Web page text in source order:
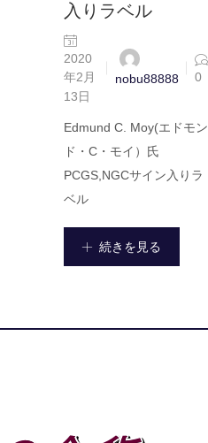
入りラベル
2020
年2月
13日
nobu88888 0
Edmund C. Moy(エドモン
ド・C・モイ）氏
PCGS,NGCサイン入りラ
ベル
続きを見る